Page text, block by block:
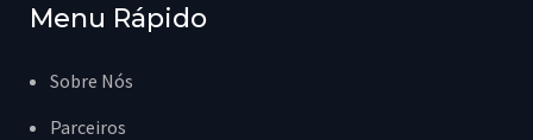
Menu Rápido
Sobre Nós
Parceiros